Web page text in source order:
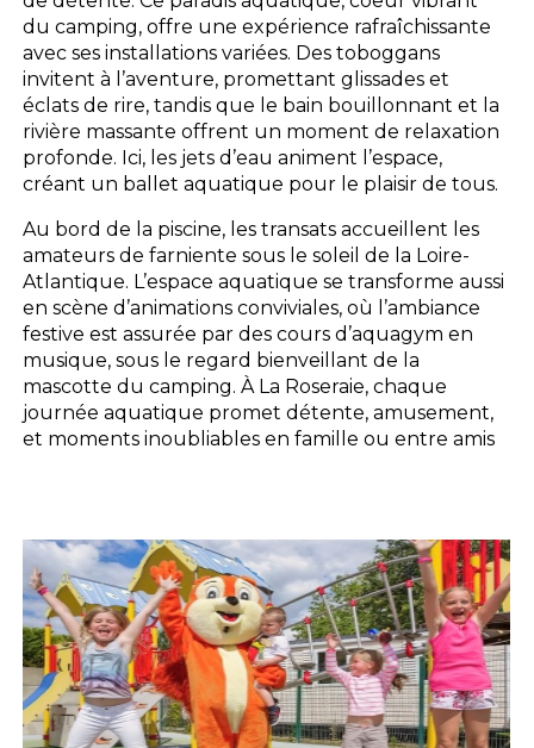
du camping, offre une expérience rafraîchissante
avec ses installations variées. Des toboggans
invitent à l’aventure, promettant glissades et
éclats de rire, tandis que le bain bouillonnant et la
rivière massante offrent un moment de relaxation
profonde. Ici, les jets d’eau animent l’espace,
créant un ballet aquatique pour le plaisir de tous.
Au bord de la piscine, les transats accueillent les
amateurs de farniente sous le soleil de la Loire-
Atlantique. L’espace aquatique se transforme aussi
en scène d’animations conviviales, où l’ambiance
festive est assurée par des cours d’aquagym en
musique, sous le regard bienveillant de la
mascotte du camping. À La Roseraie, chaque
journée aquatique promet détente, amusement,
et moments inoubliables en famille ou entre amis